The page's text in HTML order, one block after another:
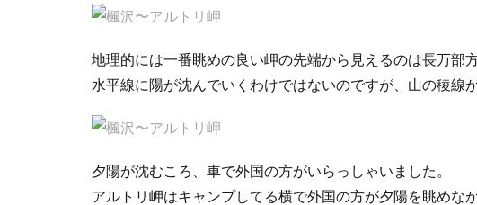
地理的には一番眺めの良い岬の先端から見えるのは長万部方
水平線に陽が沈んでいくわけではないのですが、山の稜線
夕陽が沈むころ、車で外国の方がいらっしゃいました。
アルトリ岬はキャンプしてる横で外国の方が夕陽を眺めな